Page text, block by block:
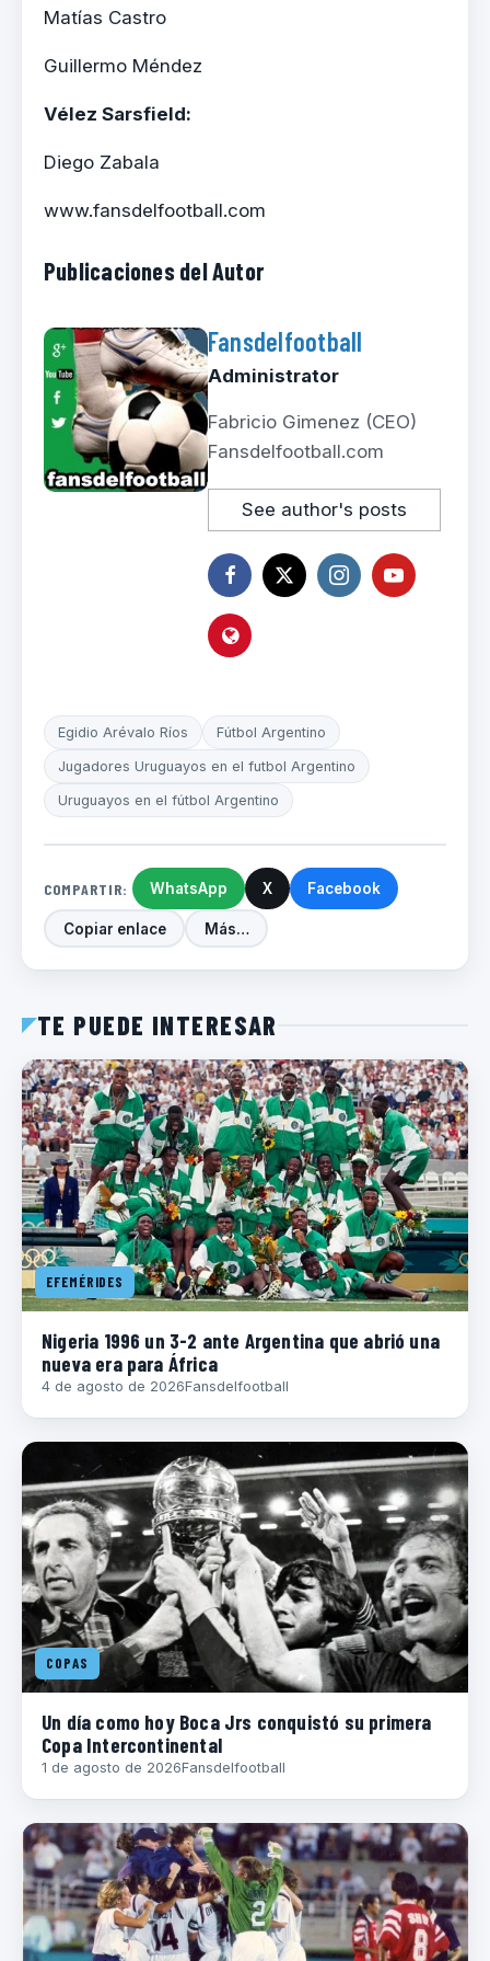
Matías Castro
Guillermo Méndez
Vélez Sarsfield:
Diego Zabala
www.fansdelfootball.com
Publicaciones del Autor
Fansdelfootball
Administrator
Fabricio Gimenez (CEO)
Fansdelfootball.com
See author's posts
Egidio Arévalo Ríos Fútbol Argentino
Jugadores Uruguayos en el futbol Argentino
Uruguayos en el fútbol Argentino
COMPARTIR: WhatsApp X Facebook
Copiar enlace Más…
TE PUEDE INTERESAR
EFEMÉRIDES
Nigeria 1996 un 3-2 ante Argentina que abrió una
nueva era para África
4 de agosto de 2026Fansdelfootball
COPAS
Un día como hoy Boca Jrs conquistó su primera
Copa Intercontinental
1 de agosto de 2026Fansdelfootball